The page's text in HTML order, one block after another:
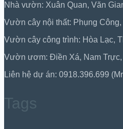
Nhà vườn: Xuân Quan, Văn
Vườn cây nội thất: Phụng
Vườn cây công trình: Hòa Lạc,
Vườn ươm: Điền Xá, Nam
Liên hệ dự án: 0918.396.699
Tags